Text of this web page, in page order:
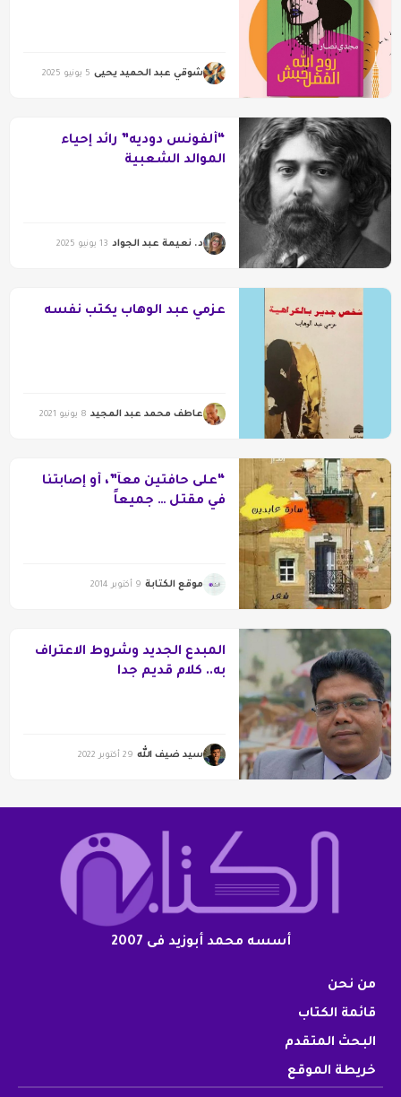
شوقي عبد الحميد يحيى 5 يونيو 2025
“ألفونس دوديه” رائد إحياء
الموالد الشعبية
د. نعيمة عبد الجواد 13 يونيو 2025
عزمي عبد الوهاب يكتب نفسه
عاطف محمد عبد المجيد 8 يونيو 2021
“على حافتين معاً”، أو إصابتنا
في مقتل … جميعاً
موقع الكتابة 9 أكتوبر 2014
المبدع الجديد وشروط الاعتراف
به.. كلام قديم جدا
سيد ضيف الله 29 أكتوبر 2022
أسسه محمد أبوزيد فى 2007
من نحن
قائمة الكتاب
البحث المتقدم
خريطة الموقع